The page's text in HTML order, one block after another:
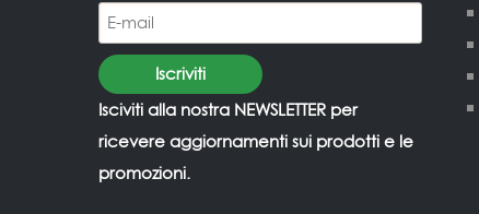
Isciviti alla nostra NEWSLETTER per
ricevere aggiornamenti sui prodotti e le
promozioni.